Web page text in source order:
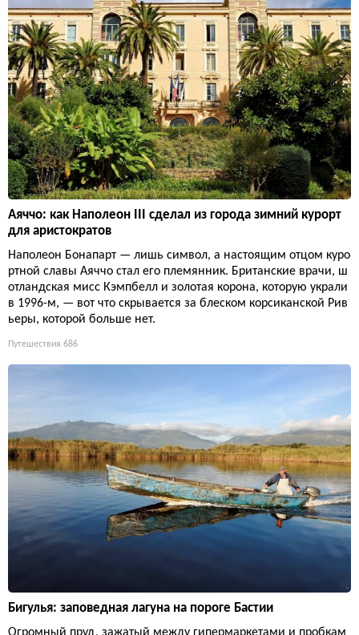
Аяччо: как Наполеон III сделал из города зимний курорт
для аристократов
Наполеон Бонапарт — лишь символ, а настоящим отцом куро
ртной славы Аяччо стал его племянник. Британские врачи, ш
отландская мисс Кэмпбелл и золотая корона, которую украли
в 1996-м, — вот что скрывается за блеском корсиканской Рив
ьеры, которой больше нет.
Путешествия 686
Бигулья: заповедная лагуна на пороге Бастии